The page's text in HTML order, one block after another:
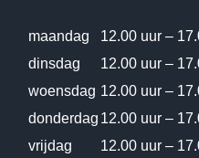
maandag
12.00 uur –
dinsdag
12.00 uur –
woensdag 12.00 uur –
donderdag 12.00 uur –
vrijdag
12.00 uur –